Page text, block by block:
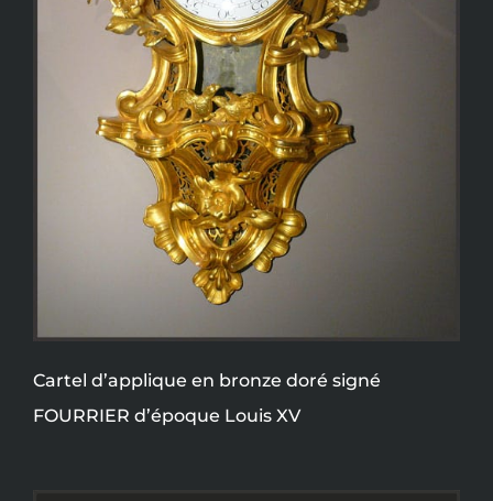
Cartel d’applique en bronze doré signé
FOURRIER d’époque Louis XV